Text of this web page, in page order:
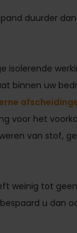
duurder
binnen uw
voor het
van stof,
weinig tot
u dan